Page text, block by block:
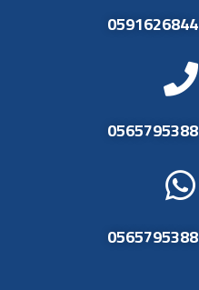
0591626844
0565795388
0565795388